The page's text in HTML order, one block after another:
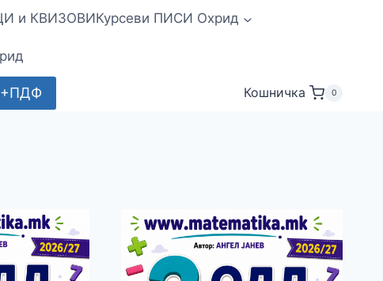
и КВИЗОВИКурсеви ПИСИ Охрид
Кошничка 0